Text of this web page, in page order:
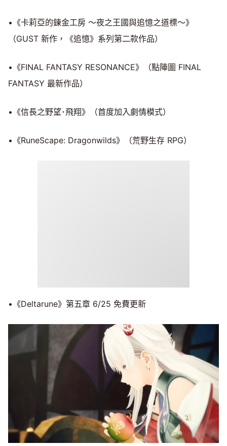
•《卡莉亞的鍊金工房 ～夜之王國與追憶之道標～》
（GUST 新作，《追憶》系列第二款作品）
•《FINAL FANTASY RESONANCE》（點陣圖 FINAL
FANTASY 最新作品）
•《信長之野望･飛翔》（首度加入劇情模式）
•《RuneScape: Dragonwilds》（荒野生存 RPG）
•《Deltarune》第五章 6/25 免費更新